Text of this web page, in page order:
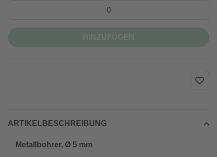
ARTIKELBESCHREIBUNG
Metallbohrer, Ø 5 mm